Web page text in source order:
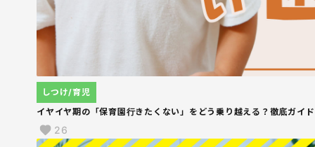
イヤイヤ期の「保育園行きたくない」をどう乗り越える？徹底ガイ
しつけ/育児
26